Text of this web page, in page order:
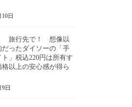
日
旅行先で！ 想像以
だったダイソーの「手
」税込220円は所有す
格以上の安心感が得ら
9日